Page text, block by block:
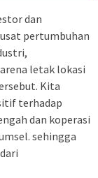
dan
pertumbuhan
letak lokasi
Kita
terhadap
dan koperasi
sehingga